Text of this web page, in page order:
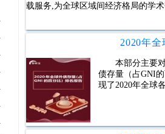
载服务,为全球区域间经济格局的学
本部分主要
债存量（占GNI
现了2020年全球